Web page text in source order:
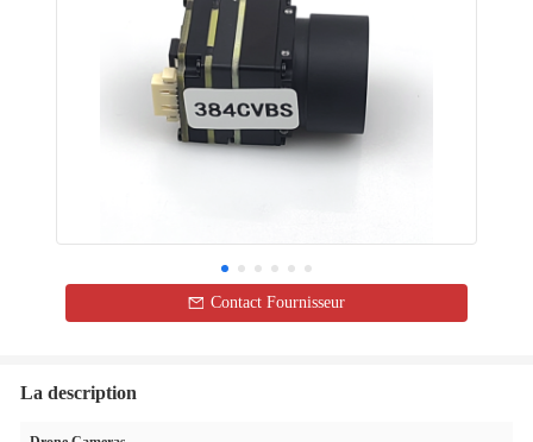
Contact Fournisseur
La description